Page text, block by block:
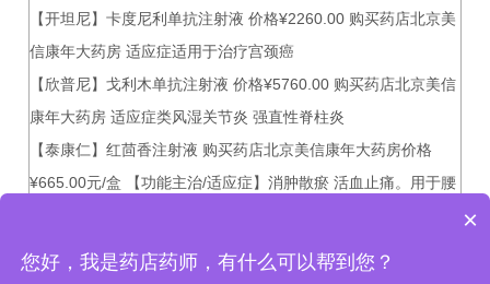
【开坦尼】卡度尼利单抗注射液 价格¥2260.00 购买药店北京美
信康年大药房 适应症适用于治疗宫颈癌
【欣普尼】戈利木单抗注射液 价格¥5760.00 购买药店北京美信
康年大药房 适应症类风湿关节炎 强直性脊柱炎
【泰康仁】红茴香注射液 购买药店北京美信康年大药房价格
¥665.00元/盒 【功能主治/适应症】消肿散瘀 活血止痛。用于腰
×
您好，我是药店药师，有什么可以帮到您？